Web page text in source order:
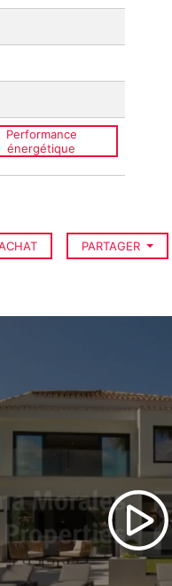
Performance
énergétique
PARTAGER